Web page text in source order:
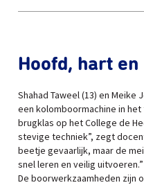
Hoofd, hart en
Shahad Taweel (13) en
een kolomboormachine in
brugklas op het College de
stevige techniek”, zegt
beetje gevaarlijk, maar de
snel leren en veilig uitvoeren.”
De boorwerkzaamheden zijn